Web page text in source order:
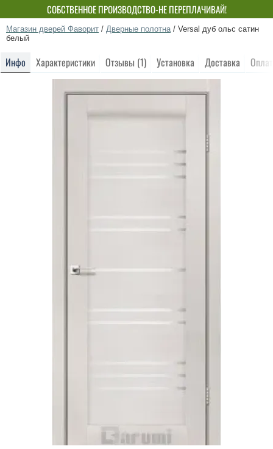
СОБСТВЕННОЕ ПРОИЗВОДСТВО-НЕ ПЕРЕПЛАЧИВАЙ!
Магазин дверей Фаворит / Дверные полотна / Versal дуб ольс сатин
белый
Инфо Характеристики Отзывы (1) Установка Доставка